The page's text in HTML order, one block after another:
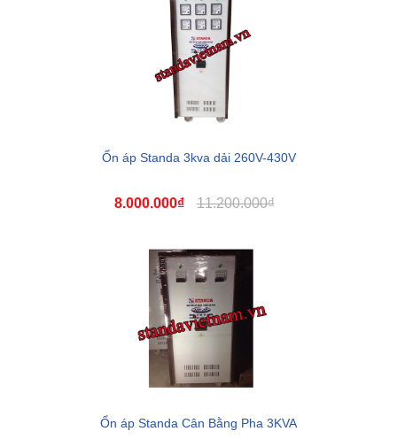
Ổn áp Standa 3kva dải 260V-430V
8.000.000₫ 11.200.000₫
Ổn áp Standa Cân Bằng Pha 3KVA